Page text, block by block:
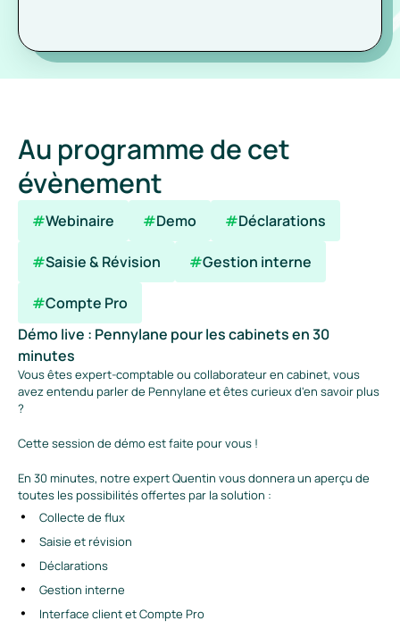
Au programme de cet
évènement
#Webinaire #Demo #Déclarations
#Saisie & Révision #Gestion interne
#Compte Pro
Démo live : Pennylane pour les cabinets en 30
minutes
Vous êtes expert-comptable ou collaborateur en cabinet, vous
avez entendu parler de Pennylane et êtes curieux d'en savoir plus
?
Cette session de démo est faite pour vous !
En 30 minutes, notre expert Quentin vous donnera un aperçu de
toutes les possibilités offertes par la solution :
Collecte de flux
Saisie et révision
Déclarations
Gestion interne
Interface client et Compte Pro